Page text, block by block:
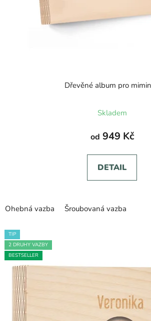
Dřevěné album pro
hodnocení
produktu
je
5,0
z
5
Skladem
od 949 Kč
DETAIL
Ohebná vazba Šroubovaná vazba
TIP
2 DRUHY VAZBY
BESTSELLER